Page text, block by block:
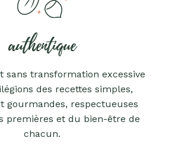
authentique
sans transformation excessive
des recettes simples,
gourmandes, respectueuses
premières et du bien-être de
chacun.